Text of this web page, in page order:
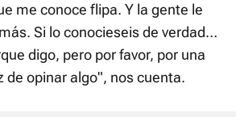
me conoce flipa. Y la gente le
Si lo conocieseis de verdad…
digo, pero por favor, por una
de opinar algo", nos cuenta.